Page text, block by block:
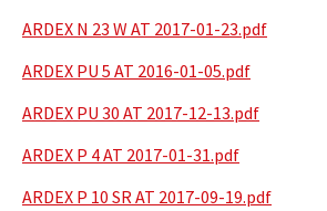
ARDEX N 23 W AT 2017-01-23.pdf
ARDEX PU 5 AT 2016-01-05.pdf
ARDEX PU 30 AT 2017-12-13.pdf
ARDEX P 4 AT 2017-01-31.pdf
ARDEX P 10 SR AT 2017-09-19.pdf